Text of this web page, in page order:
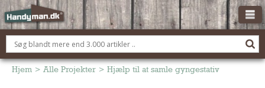
OM HANDYMAN.DK
FÅ 3 TILBUD
Hjem > Alle Projekter > Hjælp til at samle gyngestativ